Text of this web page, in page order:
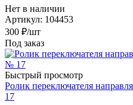
Нет в наличии
Артикул: 104453
300 ₽/шт
Под заказ
Быстрый просмотр
Ролик переключателя
17